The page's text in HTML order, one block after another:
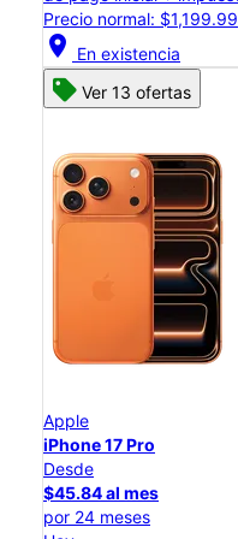
Precio normal: $1,199.99
location_on En existencia
Ver 13 ofertas
Apple
iPhone 17 Pro
Desde
$45.84 al mes
por 24 meses